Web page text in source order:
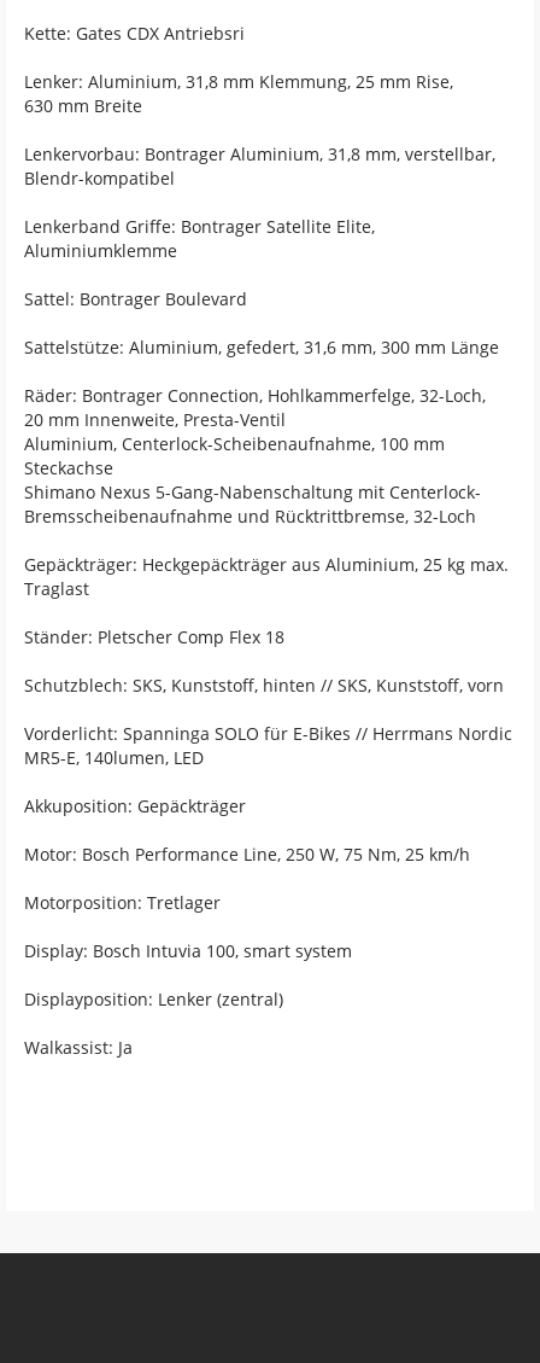
Kette: Gates CDX Antriebsri
Lenker: Aluminium, 31,8 mm Klemmung, 25 mm Rise,
630 mm Breite
Lenkervorbau: Bontrager Aluminium, 31,8 mm, verstellbar,
Blendr-kompatibel
Lenkerband Griffe: Bontrager Satellite Elite,
Aluminiumklemme
Sattel: Bontrager Boulevard
Sattelstütze: Aluminium, gefedert, 31,6 mm, 300 mm Länge
Räder: Bontrager Connection, Hohlkammerfelge, 32-Loch,
20 mm Innenweite, Presta-Ventil
Aluminium, Centerlock-Scheibenaufnahme, 100 mm
Steckachse
Shimano Nexus 5-Gang-Nabenschaltung mit Centerlock-
Bremsscheibenaufnahme und Rücktrittbremse, 32-Loch
Gepäckträger: Heckgepäckträger aus Aluminium, 25 kg max.
Traglast
Ständer: Pletscher Comp Flex 18
Schutzblech: SKS, Kunststoff, hinten // SKS, Kunststoff, vorn
Vorderlicht: Spanninga SOLO für E-Bikes // Herrmans Nordic
MR5-E, 140lumen, LED
Akkuposition: Gepäckträger
Motor: Bosch Performance Line, 250 W, 75 Nm, 25 km/h
Motorposition: Tretlager
Display: Bosch Intuvia 100, smart system
Displayposition: Lenker (zentral)
Walkassist: Ja